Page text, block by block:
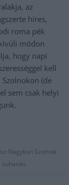
az
híres,
roma pék
módon
hogy napi
kell
(de
sem csak helyi
Nagykun Szolnok
zuhanás